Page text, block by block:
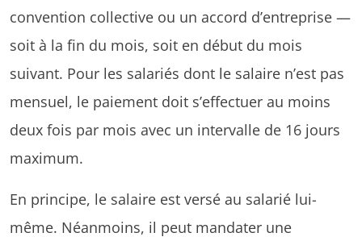
convention collective ou un accord d’entreprise —
soit à la fin du mois, soit en début du mois
suivant. Pour les salariés dont le salaire n’est pas
mensuel, le paiement doit s’effectuer au moins
deux fois par mois avec un intervalle de 16 jours
maximum.
En principe, le salaire est versé au salarié lui-
même. Néanmoins, il peut mandater une